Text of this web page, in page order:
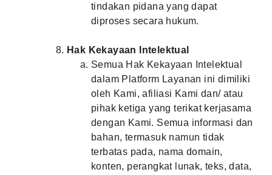
tindakan pidana yang dapat
diproses secara hukum.
Hak Kekayaan Intelektual
Semua Hak Kekayaan Intelektual
dalam Platform Layanan ini dimiliki
oleh Kami, afiliasi Kami dan/ atau
pihak ketiga yang terikat kerjasama
dengan Kami. Semua informasi dan
bahan, termasuk namun tidak
terbatas pada, nama domain,
konten, perangkat lunak, teks, data,